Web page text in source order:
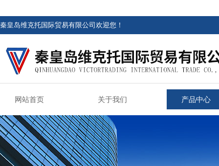
秦皇岛维克托国际贸易有限公司欢迎您！
网站首页 关于我们 产品中心